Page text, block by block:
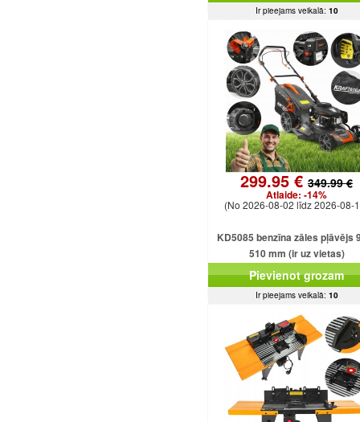
Ir pieejams veikalā: 10
299.95 €349.99 €
Atlaide: -14%
(No 2026-08-02 līdz 2026-08-
KD5085 benzīna zāles pļāvējs
510 mm (ir uz vietas)
Pievienot grozam
Ir pieejams veikalā: 10